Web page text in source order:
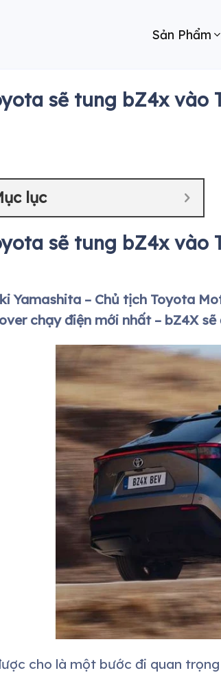
Sản Phẩm
sẽ tung bZ4x vào
lục
sẽ tung bZ4x vào
Yamashita – Chủ tịch Toyota
chạy điện mới nhất – bZ4X
cho là một bước đi quan